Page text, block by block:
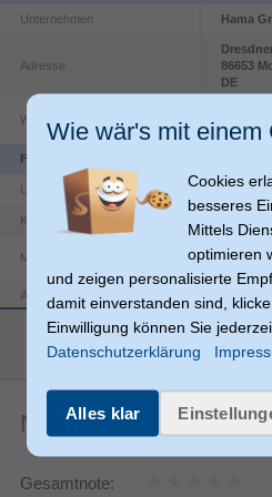
Unternehmen Hama
Adresse
86653
DE
Website
https://
Funktionen
USB-Version USB 3.2
Kabelmantelmaterial
Magnetisch abgeschirmt
Anschlüsse
Anschluss 2 USB A
Produktfarbe Schwarz
Maximale
Datenübertragungsrate
Anschluss1 Formfaktor
Anschluss2 Formfaktor
mehr
Noch keine
Gesamtnote:
Wie wär's mit einem
Cookies
besseres
Mittels
optimieren
und zeigen personalisierte
damit einverstanden sind,
Einwilligung können Sie
Datenschutzerklärung
Alles klar